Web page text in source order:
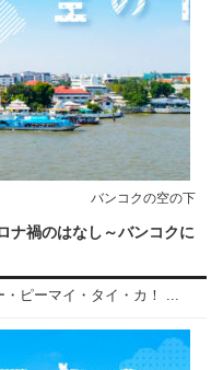
バンコクの空の下
ナ禍のはなし～バンコクに
・ピーマイ・タイ・カ！ ...